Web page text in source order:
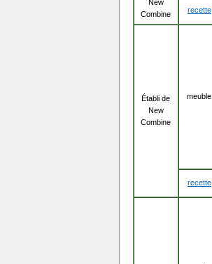
New
Combine
recette
Établi de
New
Combine
meuble
recette